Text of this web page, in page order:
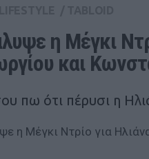
η Μέγκι
και
πω ότι πέρυσι η